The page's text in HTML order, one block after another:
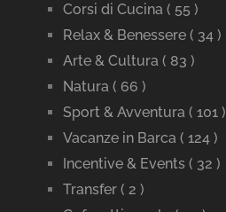
Corsi di Cucina ( 55 )
Relax & Benessere ( 34 )
Arte & Cultura ( 83 )
Natura ( 66 )
Sport & Avventura ( 101 )
Vacanze in Barca ( 124 )
Incentive & Events ( 32 )
Transfer ( 2 )